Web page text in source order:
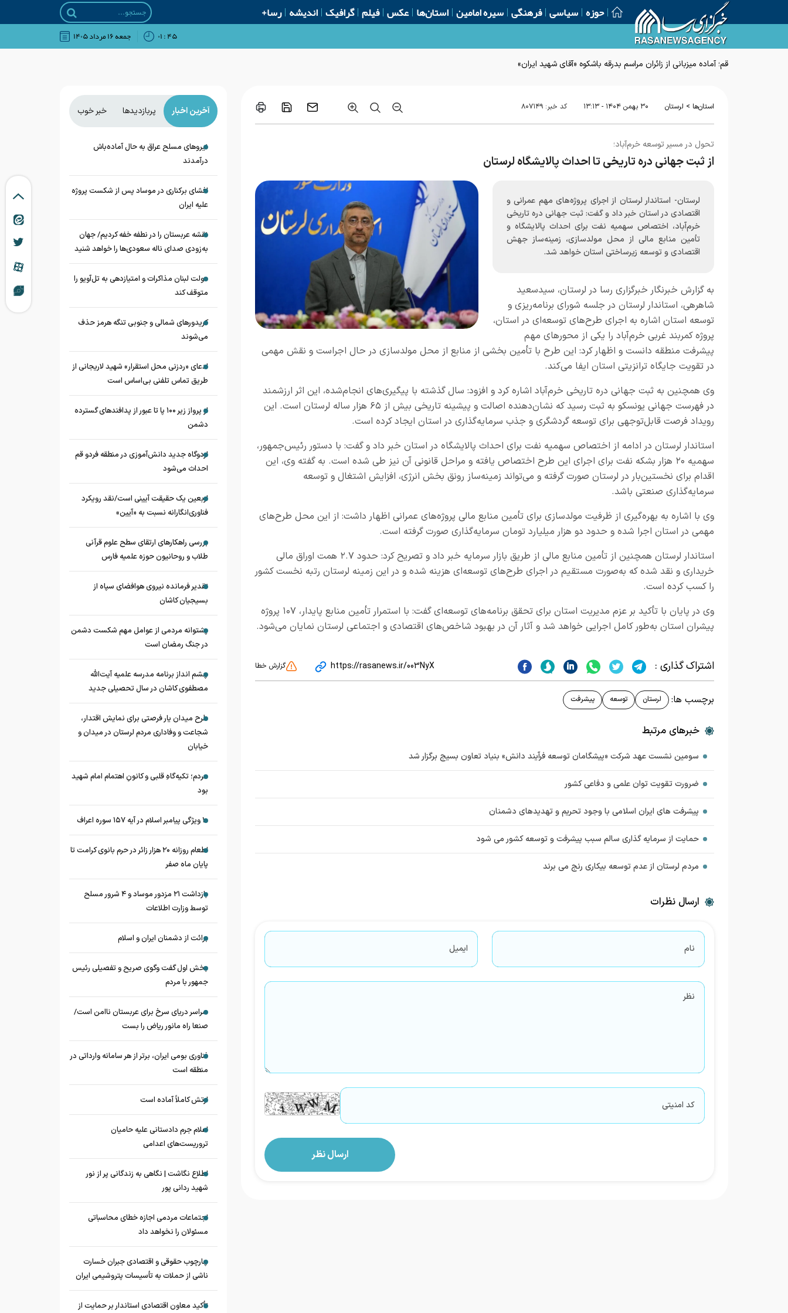
حوزه سیاسی فرهنگی سیره امامین استان‌ها عکس فیلم گرافیک اندیشه رسا+
۴۵ : ۰۱ جمعه ۱۶ مرداد ۱۴۰۵
قم؛ آماده میزبانی از زائران مراسم بدرقه باشکوه «آقای شهید ایران»
استان‌ها > لرستان ۳۰ بهمن ۱۴۰۴ - ۱۳:۱۳ کد خبر: ۸۰۷۱۴۹
تحول در مسیر توسعه خرم‌آباد؛
از ثبت جهانی دره تاریخی تا احداث پالایشگاه لرستان
لرستان- استاندار لرستان از اجرای پروژه‌های مهم عمرانی و
اقتصادی در استان خبر داد و گفت: ثبت جهانی دره تاریخی
خرم‌آباد، اختصاص سهمیه نفت برای احداث پالایشگاه و
تأمین منابع مالی از محل مولدسازی، زمینه‌ساز جهش
اقتصادی و توسعه زیرساختی استان خواهد شد.
به گزارش خبرنگار خبرگزاری رسا در لرستان، سیدسعید
شاهرهی، استاندار لرستان در جلسه شورای برنامه‌ریزی و
توسعه استان اشاره به اجرای طرح‌های توسعه‌ای در استان،
پروژه کمربند غربی خرم‌آباد را یکی از محورهای مهم
پیشرفت منطقه دانست و اظهار کرد: این طرح با تأمین بخشی از منابع از محل مولدسازی در حال اجراست و نقش مهمی
در تقویت جایگاه ترانزیتی استان ایفا می‌کند.
وی همچنین به ثبت جهانی دره تاریخی خرم‌آباد اشاره کرد و افزود: سال گذشته با پیگیری‌های انجام‌شده، این اثر ارزشمند
در فهرست جهانی یونسکو به ثبت رسید که نشان‌دهنده اصالت و پیشینه تاریخی بیش از ۶۵ هزار ساله لرستان است. این
رویداد فرصت قابل‌توجهی برای توسعه گردشگری و جذب سرمایه‌گذاری در استان ایجاد کرده است.
استاندار لرستان در ادامه از اختصاص سهمیه نفت برای احداث پالایشگاه در استان خبر داد و گفت: با دستور رئیس‌جمهور،
سهمیه ۲۰ هزار بشکه نفت برای اجرای این طرح اختصاص یافته و مراحل قانونی آن نیز طی شده است. به گفته وی، این
اقدام برای نخستین‌بار در لرستان صورت گرفته و می‌تواند زمینه‌ساز رونق بخش انرژی، افزایش اشتغال و توسعه
سرمایه‌گذاری صنعتی باشد.
وی با اشاره به بهره‌گیری از ظرفیت مولدسازی برای تأمین منابع مالی پروژه‌های عمرانی اظهار داشت: از این محل طرح‌های
مهمی در استان اجرا شده و حدود دو هزار میلیارد تومان سرمایه‌گذاری صورت گرفته است.
استاندار لرستان همچنین از تأمین منابع مالی از طریق بازار سرمایه خبر داد و تصریح کرد: حدود ۲.۷ همت اوراق مالی
خریداری و نقد شده که به‌صورت مستقیم در اجرای طرح‌های توسعه‌ای هزینه شده و در این زمینه لرستان رتبه نخست کشور
را کسب کرده است.
وی در پایان با تأکید بر عزم مدیریت استان برای تحقق برنامه‌های توسعه‌ای گفت: با استمرار تأمین منابع پایدار، ۱۰۷ پروژه
پیشران استان به‌طور کامل اجرایی خواهد شد و آثار آن در بهبود شاخص‌های اقتصادی و اجتماعی لرستان نمایان می‌شود.
اشتراک گذاری : https://rasanews.ir/003NyX گزارش خطا
برچسب ها: لرستان توسعه پیشرفت
خبرهای مرتبط
سومین نشست عهد شرکت «پیشگامان توسعه فرآیند دانش‌» بنیاد تعاون بسیج برگزار شد
ضرورت تقویت توان علمی و دفاعی کشور
پیشرفت های ایران اسلامی با وجود تحریم‌ و تهدیدهای دشمنان
حمایت از سرمایه گذاری سالم سبب پیشرفت و توسعه کشور می شود
مردم لرستان از عدم توسعه بیکاری رنج می برند
ارسال نظرات
آخرین اخبار پربازدیدها خبر خوب
نیروهای مسلح عراق به حال آماده‌باش
درآمدند
افشای برکناری در موساد پس از شکست پروژه
علیه ایران
نقشه عربستان را در نطفه خفه کردیم/ جهان
به‌زودی صدای ناله سعودی‌ها را خواهد شنید
دولت لبنان مذاکرات و امتیازدهی به تل‌آویو را
متوقف کند
کریدورهای شمالی و جنوبی تنگه هرمز حذف
می‌شوند
ادعای «ردزنی محل استقرار» شهید لاریجانی از
طریق تماس تلفنی بی‌اساس است
از پرواز زیر ۱۰۰ پا تا عبور از پدافند‌های گسترده
دشمن
اردوگاه جدید دانش‌آموزی در منطقه فردو قم
احداث می‌شود
اربعین یک حقیقت آیینی است/نقد رویکرد
فناوری‌انگارانه نسبت به «آیین»
بررسی راهکارهای ارتقای سطح علوم قرآنی
طلاب و روحانیون حوزه علمیه فارس
تقدیر فرمانده نیروی هوافضای سپاه از
بسیجیان کاشان
پشتوانه مردمی از عوامل مهم شکست دشمن
در جنگ رمضان است
چشم‌ انداز برنامه مدرسه علمیه آیت‌الله
مصطفوی کاشان در سال تحصیلی جدید
طرح میدان یار فرصتی برای نمایش اقتدار،
شجاعت و وفاداری مردم لرستان در میدان و
خیابان
مردم؛ تکیه‌گاهِ قلبی و کانونِ اهتمام امام شهید
بود
۱۰ ویژگی پیامبر اسلام در آیه ۱۵۷ سوره اعراف
اطعام روزانه ۲۰ هزار زائر در حرم بانوی کرامت تا
پایان ماه صفر
بازداشت ۲۱ مزدور موساد و ۴ شرور مسلح
توسط وزارت اطلاعات
برائت از دشمنان ایران و اسلام
بخش اول گفت وگوی صریح و تفصیلی رئیس
جمهور با مردم
سراسر دریای سرخ برای عربستان ناامن است/
صنعا راه مانور ریاض را بست
فناوری بومی ایران، برتر از هر سامانه وارداتی در
منطقه است
ارتش کاملاً آماده است
اعلام جرم دادستانی علیه حامیان
تروریست‌های اعدامی
اطلاع نگاشت | نگاهی به زندگانی پر از نور
شهید ردانی پور
اجتماعات مردمی اجازه خطای محاسباتی
مسئولان را نخواهد داد
چارچوب حقوقی و اقتصادی جبران خسارت
ناشی از حملات به تأسیسات پتروشیمی ایران
تأکید معاون اقتصادی استاندار بر حمایت از